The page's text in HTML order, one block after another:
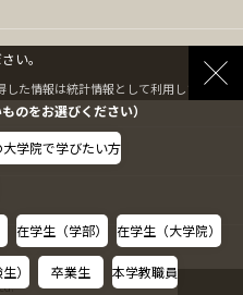
い。
た情報は統計情報として利用します。
のをお選びください）
学院で学びたい方
在学生（学部） 在学生（大学院）
） 卒業生 本学教職員